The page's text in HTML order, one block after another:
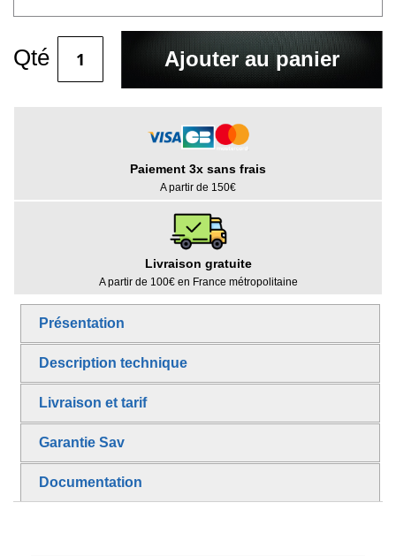
Qté Ajouter au panier
Paiement 3x sans frais
A partir de 150€
Livraison gratuite
A partir de 100€ en France métropolitaine
Présentation
Description technique
Livraison et tarif
Garantie Sav
Documentation